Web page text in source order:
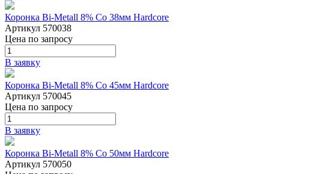
Коронка Bi-Metall 8% Co 38мм Hardcore
Артикул 570038
Цена по запросу
В заявку
Коронка Bi-Metall 8% Co 45мм Hardcore
Артикул 570045
Цена по запросу
В заявку
Коронка Bi-Metall 8% Co 50мм Hardcore
Артикул 570050